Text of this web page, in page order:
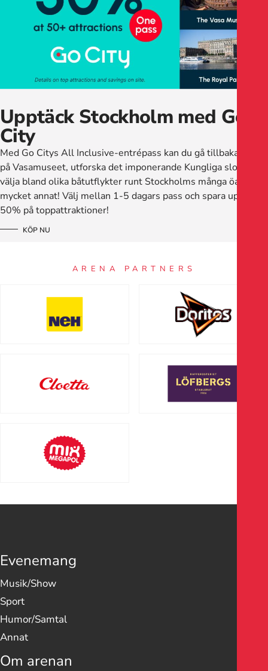
Upptäck Stockholm med Go
City
Med Go Citys All Inclusive-entrépass kan du gå tillbaka i tiden
på Vasamuseet, utforska det imponerande Kungliga slottet,
välja bland olika båtutflykter runt Stockholms många öar och
mycket annat! Välj mellan 1-5 dagars pass och spara upp till
50% på toppattraktioner!
KÖP NU
ARENA PARTNERS
Evenemang
Musik/Show
Sport
Humor/Samtal
Annat
Om arenan